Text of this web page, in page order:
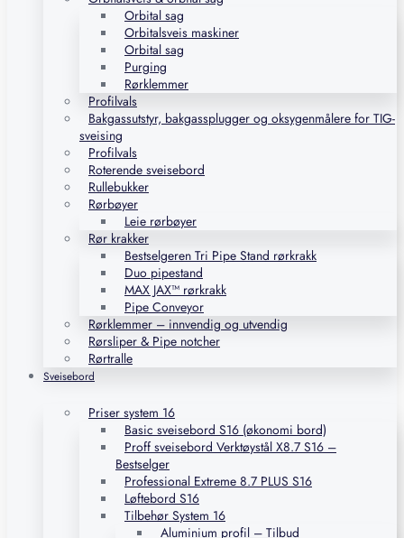
Orbital sag
Orbitalsveis maskiner
Orbital sag
Purging
Rørklemmer
Profilvals
Bakgassutstyr, bakgassplugger og oksygenmålere for TIG-
sveising
Profilvals
Roterende sveisebord
Rullebukker
Rørbøyer
Leie rørbøyer
Rør krakker
Bestselgeren Tri Pipe Stand rørkrakk
Duo pipestand
MAX JAX™ rørkrakk
Pipe Conveyor
Rørklemmer – innvendig og utvendig
Rørsliper & Pipe notcher
Rørtralle
Sveisebord
Priser system 16
Basic sveisebord S16 (økonomi bord)
Proff sveisebord Verktøystål X8.7 S16 –
Bestselger
Professional Extreme 8.7 PLUS S16
Løftebord S16
Tilbehør System 16
Aluminium profil – Tilbud